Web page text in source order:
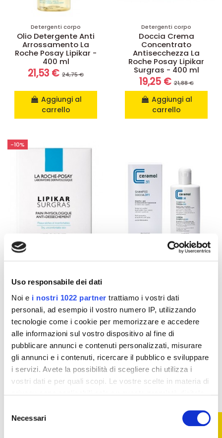
Uso responsabile dei dati
Noi e i nostri 1022 partner trattiamo i vostri dati
personali, ad esempio il vostro numero IP, utilizzando
tecnologie come i cookie per memorizzare e accedere
alle informazioni sul vostro dispositivo al fine di
pubblicare annunci e contenuti personalizzati, misurare
gli annunci e i contenuti, ricercare il pubblico e sviluppare
i servizi. Avete la possibilità di scegliere chi utilizza i
vostri dati e per quali scopi. Le vostre scelte in materia di
modificare o revocare il proprio consenso in qualsiasi
momento dalla Dichiarazione sui cookie o facendo clic
delNecessari
Detergenti corpo
Olio Detergente Anti
Arrossamento La
Roche Posay Lipikar -
400 ml
21,53 € 24,75 €
Aggiungi al
carrello
Detergenti corpo
Doccia Crema
Concentrato
Antisecchezza La
Roche Posay Lipikar
Surgras - 400 ml
19,25 €21,88 €
Aggiungi al
carrello
-10%
Sapone Anti
Posay Lipikar
Surgras - 150 g
10,78 €11,98 €
Aggiungi al
carrello
14,63 €
Aggiungi al
carrello
-59% -20%
FILTRO